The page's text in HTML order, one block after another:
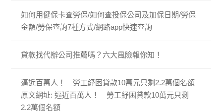
如何用健保卡查勞保/如何查投保公司及加保日期/勞保
金額/勞保查詢7種方式/網路app快速查詢
貸款找代辦公司推薦嗎？六大風險報你知！
逼近百萬人！ 勞工紓困貸款10萬元只剩2.2萬個名額
原文網址: 逼近百萬人！ 勞工紓困貸款10萬元只剩
2.2萬個名額